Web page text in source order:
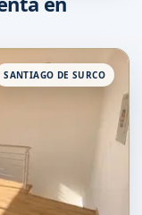
SANTIAGO DE SURCO